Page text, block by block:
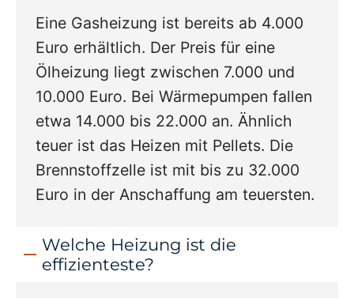
Eine Gasheizung ist bereits ab 4.000
Euro erhältlich. Der Preis für eine
Ölheizung liegt zwischen 7.000 und
10.000 Euro. Bei Wärmepumpen fallen
etwa 14.000 bis 22.000 an. Ähnlich
teuer ist das Heizen mit Pellets. Die
Brennstoffzelle ist mit bis zu 32.000
Euro in der Anschaffung am teuersten.
Welche Heizung ist die
effizienteste?